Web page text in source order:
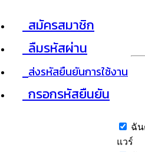
สมัครสมาชิก
ลืมรหัสผ่าน
ส่งรหัสยืนยันการใช้งาน
กรอกรหัสยืนยัน
ฉัน
แวร์